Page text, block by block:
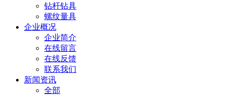
钻杆钻具
螺纹量具
企业概况
企业简介
在线留言
在线反馈
联系我们
新闻资讯
全部